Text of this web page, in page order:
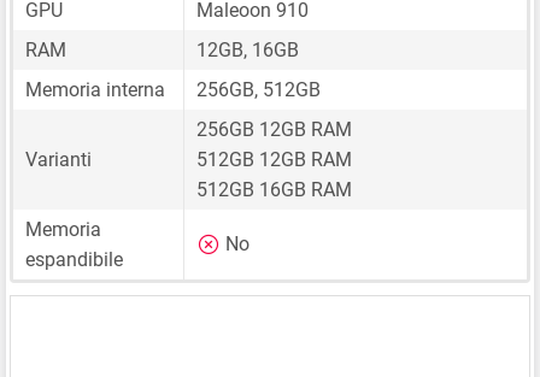
GPU
Maleoon 910
RAM
12GB, 16GB
Memoria interna
256GB, 512GB
Varianti
256GB 12GB RAM
512GB 12GB RAM
512GB 16GB RAM
Memoria
espandibile
No